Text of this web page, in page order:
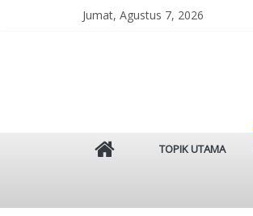
Jumat, Agustus 7, 2026
Istinbat
Salaf
TOPIK UTAMA